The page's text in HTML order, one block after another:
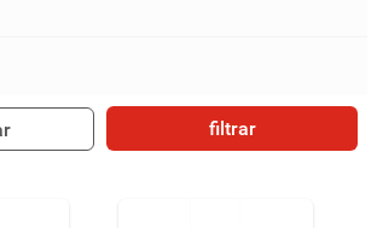
filtrar